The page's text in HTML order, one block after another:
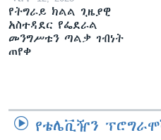
የትግራይ ክልል ጊዜያዊ
አስተዳደር የፌደራል
መንግሥቱን ጣልቃ ገብነት
ጠየቀ
የቴሌቪዥን